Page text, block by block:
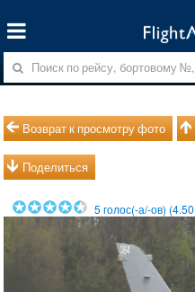
Возврат к просмотру фото
Поделиться
5 голос(-а/-ов) (4.50